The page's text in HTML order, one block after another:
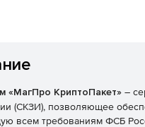
«МагПро КриптоПакет» –
(СКЗИ), позволяющее
всем требованиям ФСБ